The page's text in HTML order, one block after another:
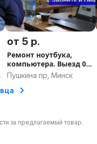
от 5 р.
Ремонт ноутбука,
компьютера. Выезд 0.
Гарантия.
Компьютерщик
Пушкина пр, Минск
за предлагаемый товар.